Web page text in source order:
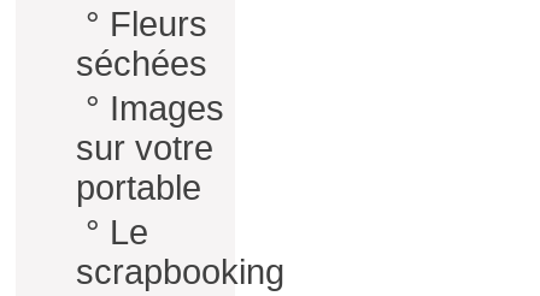
° Fleurs
séchées
° Images
sur votre
portable
° Le
scrapbooking